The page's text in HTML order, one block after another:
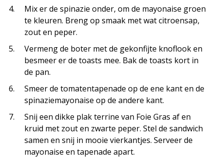
Mix er de spinazie onder, om de mayonaise groen
te kleuren. Breng op smaak met wat citroensap,
zout en peper.
Vermeng de boter met de gekonfijte knoflook en
besmeer er de toasts mee. Bak de toasts kort in
de pan.
Smeer de tomatentapenade op de ene kant en de
spinaziemayonaise op de andere kant.
Snij een dikke plak terrine van Foie Gras af en
kruid met zout en zwarte peper. Stel de sandwich
samen en snij in mooie vierkantjes. Serveer de
mayonaise en tapenade apart.